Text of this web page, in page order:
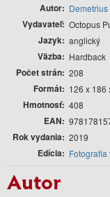
Autor
Vydavateľ Octopus
Jazyk anglický
Väzba Hardback
Počet strán 208
Formát 126 x 186
Hmotnosť 408
EAN
Rok vydania 2019
Edícia
Autor